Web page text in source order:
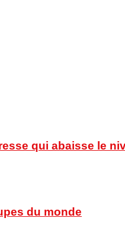
qui abaisse le
du monde